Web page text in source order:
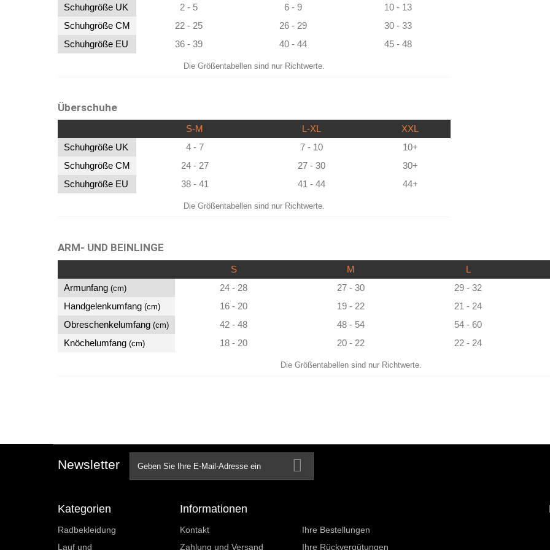
Die Größentabellen sind nur Richtwerte.
Schuhgröße UK 2 - 5 6 - 9
10 - 13
Schuhgröße CM
22 - 25 26 - 29
30 - 33
Schuhgröße EU
36 - 39 40 - 44 45 - 48
Überschuhe
S-M L-XL XXL
Die Größentabellen sind nur Richtwerte.
Schuhgröße UK 4 - 7 7 - 10
10+
Schuhgröße CM
24 - 27 27 - 30
30+
Schuhgröße EU
38 - 41 41 - 44 44+
ARM- UND BEINLINGE
S M L
Die Größentabellen sind nur Richtwerte.
Armunfang (cm) 24 - 28 27 - 30
29 - 32
Handgelenkumfang (cm) 16 - 20 19 - 22
21 - 24
Obreschenkelumfang (cm) 42 - 48 48 - 54
54 - 60
Knöchelumfang (cm) 18 - 20 20 - 22 22 - 24
Newsletter
Kategorien
Radbekleidung
Lauf und
Informationen
Kontakt
Zahlung und Versand
Ihre Bestellungen
Ihre Rückvergütungen